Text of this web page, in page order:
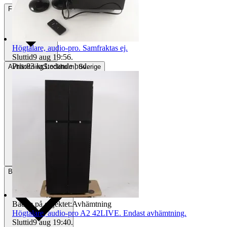
Frakt 84 kr DSV
AvhämtningStockholm, Sverige
Betalning Via Tradera
Högtalare, audio-pro. Samfraktas ej.
Sluttid9 aug 19:56.
Pris:83 kr,Ledande bud.
Badge på objektet:Avhämtning
Högtalare, audio-pro A2 42LIVE. Endast avhämtning.
Sluttid9 aug 19:40.